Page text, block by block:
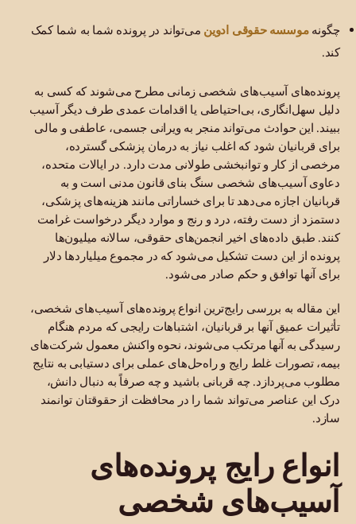
چگونهموسسه حقوقی ادوین می‌تواند در پرونده شما به شما کمک
کند.
پرونده‌های آسیب‌های شخصی زمانی مطرح می‌شوند که کسی به
دلیل سهل‌انگاری، بی‌احتیاطی یا اقدامات عمدی طرف دیگر آسیب
ببیند. این حوادث می‌تواند منجر به ویرانی جسمی، عاطفی و مالی
برای قربانیان شود که اغلب نیاز به درمان پزشکی گسترده،
مرخصی از کار و توانبخشی طولانی مدت دارد. در ایالات متحده،
دعاوی آسیب‌های شخصی سنگ بنای قانون مدنی است و به
قربانیان اجازه می‌دهد تا برای خساراتی مانند هزینه‌های پزشکی،
دستمزد از دست رفته، درد و رنج و موارد دیگر درخواست غرامت
کنند. طبق داده‌های اخیر انجمن‌های حقوقی، سالانه میلیون‌ها
پرونده از این دست تشکیل می‌شود که در مجموع میلیاردها دلار
برای آنها توافق و حکم صادر می‌شود.
این مقاله به بررسی رایج‌ترین انواع پرونده‌های آسیب‌های شخصی،
تأثیرات عمیق آنها بر قربانیان، اشتباهات رایجی که مردم هنگام
رسیدگی به آنها مرتکب می‌شوند، نحوه واکنش معمول شرکت‌های
بیمه، تصورات غلط رایج و راه‌حل‌های عملی برای دستیابی به نتایج
مطلوب می‌پردازد. چه قربانی باشید و چه صرفاً به دنبال دانش،
درک این عناصر می‌تواند شما را در محافظت از حقوقتان توانمند
سازد.
انواع رایج پرونده‌های
آسیب‌های شخصی